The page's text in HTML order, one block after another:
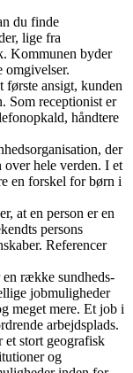
du finde
lige fra
Kommunen byder
omgivelser.
første ansigt, kunden
Som receptionist er
håndtere
der
hele verden. I et
en forskel for børn i
at en person er en
persons
Referencer
række sundheds-
jobmuligheder
meget mere. Et job i
arbejdsplads.
stort geografisk
og